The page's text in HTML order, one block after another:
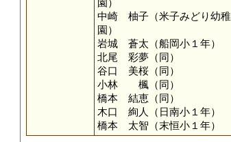
園）
中崎 柚子（米子みどり幼稚
園）
岩城 蒼太（船岡小１年）
北尾 彩夢（同）
谷口 美桜（同）
小林 楓（同）
橋本 結恵（同）
木口 絢人（日南小１年）
橋本 太智（末恒小１年）